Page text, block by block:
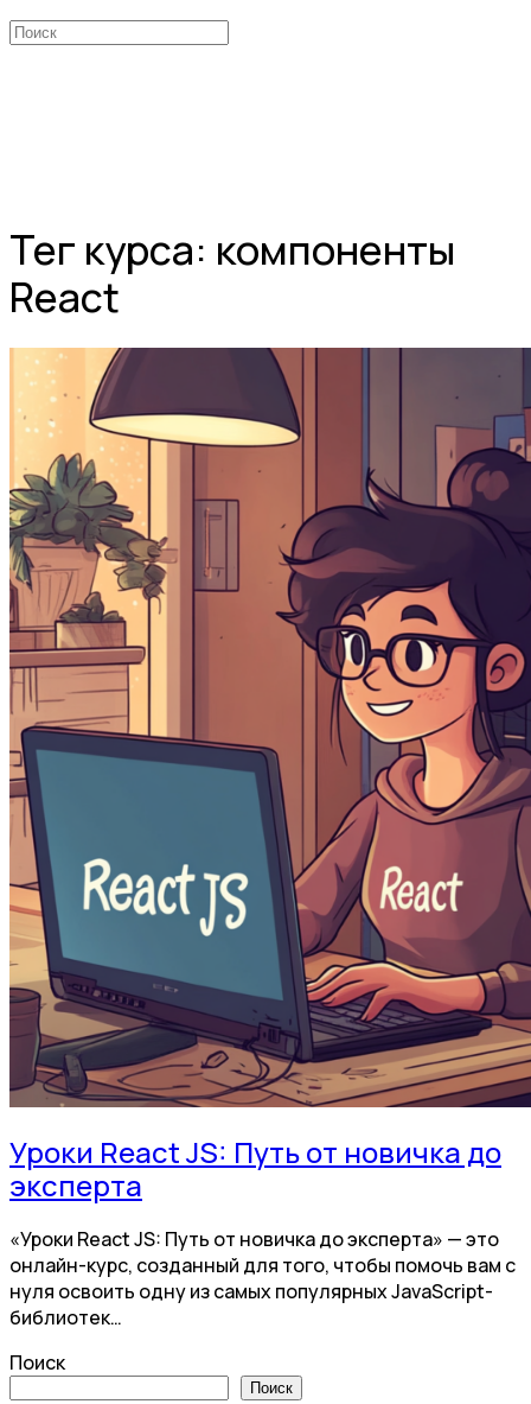
Искать:
Тег курса: компоненты
React
Уроки React JS: Путь от новичка до
эксперта
«Уроки React JS: Путь от новичка до эксперта» — это
онлайн-курс, созданный для того, чтобы помочь вам с
нуля освоить одну из самых популярных JavaScript-
библиотек…
Поиск
Поиск